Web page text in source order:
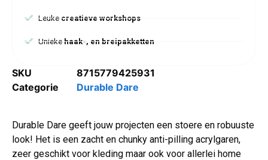
Leuke creatieve workshops
Uniekehaak-, en breipakketten
SKU
8715779425931
Categorie
Durable Dare
Durable Dare geeft jouw projecten een stoere en robuuste
look! Het is een zacht en chunky anti-pilling acrylgaren,
zeer geschikt voor kleding maar ook voor allerlei home